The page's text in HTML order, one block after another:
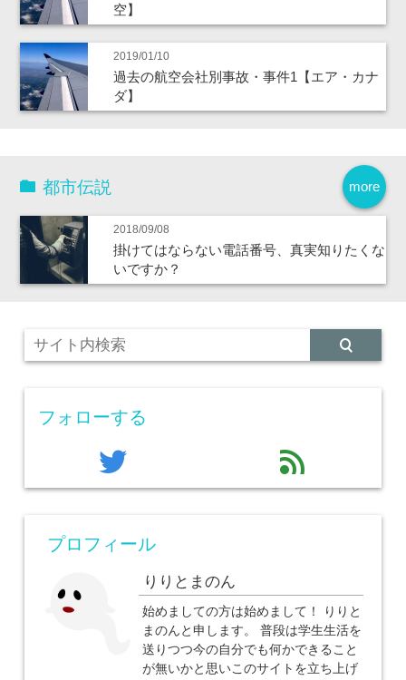
空】
2019/01/10
過去の航空会社別事故・事件1【エア・カナ
ダ】
more
都市伝説
2018/09/08
掛けてはならない電話番号、真実知りたくな
いですか？
フォローする
twitter feed
プロフィール
りりとまのん
始めましての方は始めまして！ りりと
まのんと申します。 普段は学生生活を
送りつつ今の自分でも何かできること
が無いかと思いこのサイトを立ち上げ